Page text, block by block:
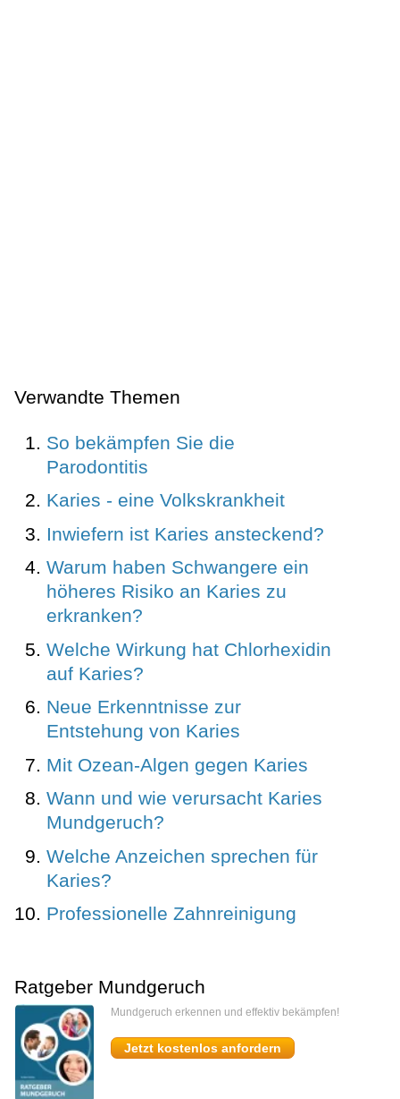
Verwandte Themen
So bekämpfen Sie die
Parodontitis
Karies - eine Volkskrankheit
Inwiefern ist Karies ansteckend?
Warum haben Schwangere ein
höheres Risiko an Karies zu
erkranken?
Welche Wirkung hat Chlorhexidin
auf Karies?
Neue Erkenntnisse zur
Entstehung von Karies
Mit Ozean-Algen gegen Karies
Wann und wie verursacht Karies
Mundgeruch?
Welche Anzeichen sprechen für
Karies?
Professionelle Zahnreinigung
Ratgeber Mundgeruch
Mundgeruch erkennen und effektiv bekämpfen!
Jetzt kostenlos anfordern